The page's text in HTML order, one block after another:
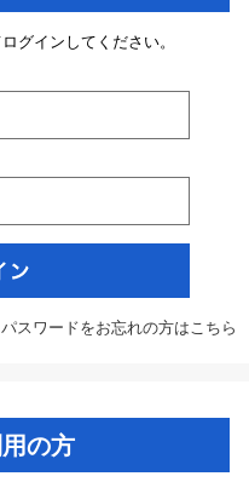
グインしてください。
パスワードをお忘れの方はこちら
の方